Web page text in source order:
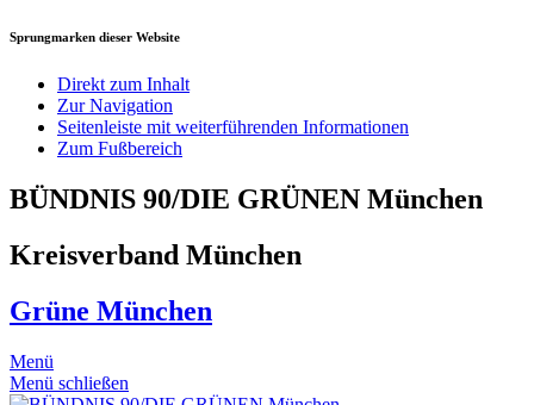
Sprungmarken dieser Website
Direkt zum Inhalt
Zur Navigation
Seitenleiste mit weiterführenden Informationen
Zum Fußbereich
BÜNDNIS 90/DIE GRÜNEN München
Kreisverband München
Grüne München
Menü
Menü schließen